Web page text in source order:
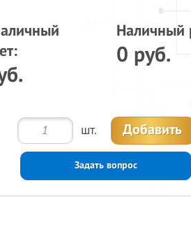
Наличный
0 руб.
шт. Добавить
Задать вопрос